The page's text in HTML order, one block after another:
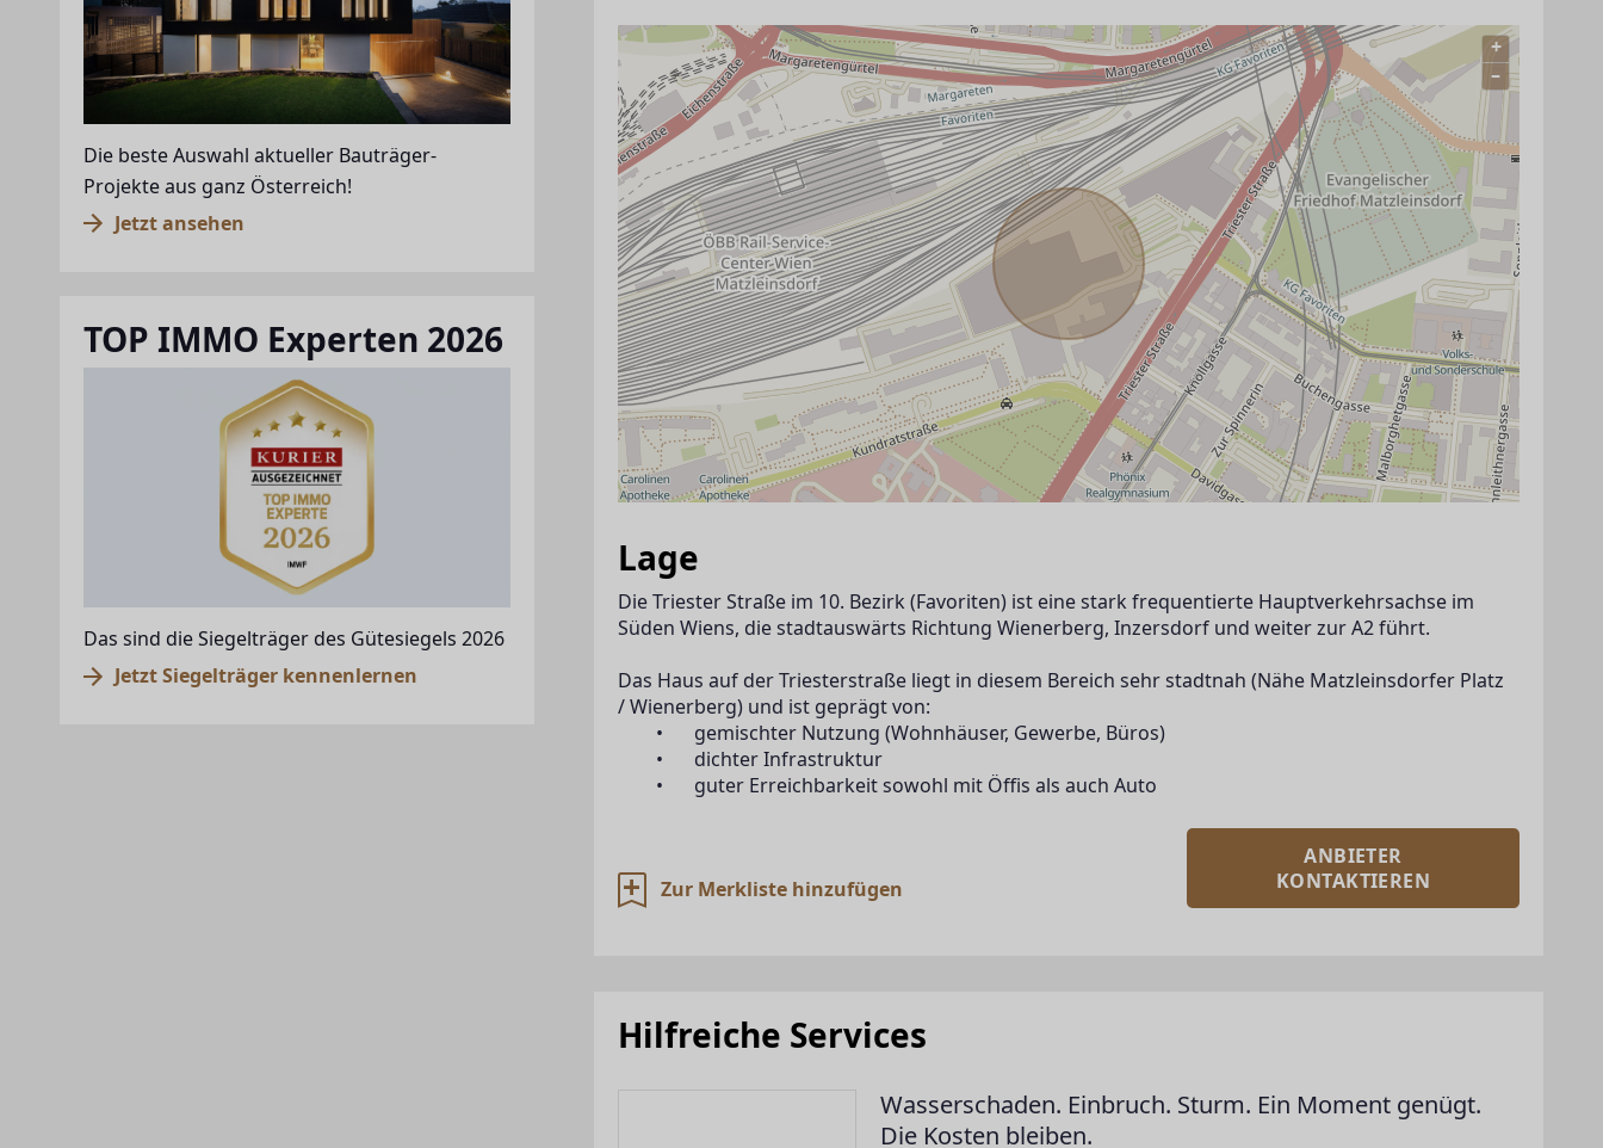
+
–
ANBIETER KONTAKTIEREN
Lage
Die Triester Straße im 10. Bezirk (Favoriten) ist eine stark frequentierte Hauptverkehrsachse im
Süden Wiens, die stadtauswärts Richtung Wienerberg, Inzersdorf und weiter zur A2 führt.
Das Haus auf der Triesterstraße liegt in diesem Bereich sehr stadtnah (Nähe Matzleinsdorfer Platz
/ Wienerberg) und ist geprägt von:
	•	gemischter Nutzung (Wohnhäuser, Gewerbe, Büros)
	•	dichter Infrastruktur
	•	guter Erreichbarkeit sowohl mit Öffis als auch Auto
Zur Merkliste hinzufügen
ANBIETER
KONTAKTIEREN
Hilfreiche Services
Wasserschaden. Einbruch. Sturm. Ein Moment genügt.
Die Kosten bleiben.
Die beste Auswahl aktueller Bauträger-
Projekte aus ganz Österreich!
Jetzt ansehen
TOP IMMO Experten 2026
Das sind die Siegelträger des Gütesiegels 2026
Jetzt Siegelträger kennenlernen